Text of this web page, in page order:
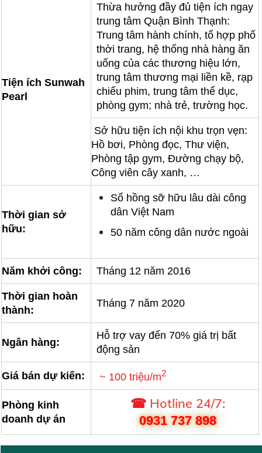
Tiện ích Sunwah
Pearl
Thừa hưởng đầy đủ tiện ích ngay
trung tâm Quận Bình Thạnh:
Trung tâm hành chính, tổ hợp phố
thời trang, hệ thống nhà hàng ăn
uống của các thương hiệu lớn,
trung tâm thương mại liền kề, rạp
chiếu phim, trung tâm thể dục,
phòng gym; nhà trẻ, trường học.
Sở hữu tiện ích nội khu trọn vẹn:
Hồ bơi, Phòng đọc, Thư viện,
Phòng tập gym, Đường chạy bộ,
Công viên cây xanh, …
Thời gian sở
hữu:
Sổ hồng sỡ hữu lâu dài công
dân Việt Nam
50 năm công dân nước ngoài
Năm khởi công: Tháng 12 năm 2016
Thời gian hoàn
thành:
Tháng 7 năm 2020
Ngân hàng:
Hỗ trợ vay đến 70% giá trị bất
động sản
Giá bán dự kiến: ~ 100 triệu/m2
Phòng kinh
doanh dự án
☎Hotline 24/7:
0931 737 898